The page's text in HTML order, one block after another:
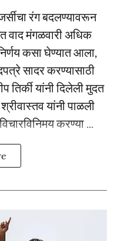
रंग बदलण्यावरून
वाद मंगळवारी अधिक
कसा घेण्यात आला,
सादर करण्यासाठी
तिर्की यांनी दिलेली मुदत
यांनी पाळली
करण्या ...